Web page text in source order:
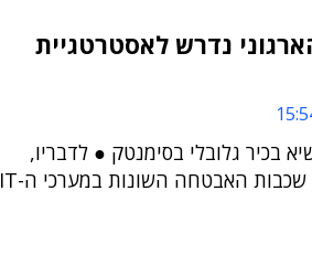
נדרש לאסטרטגיית
בכיר גלובלי בסימנטק ● לדבריו,
"מבנה הבצל מדמה את שכבות האבטחה השונות במערכי ה-IT